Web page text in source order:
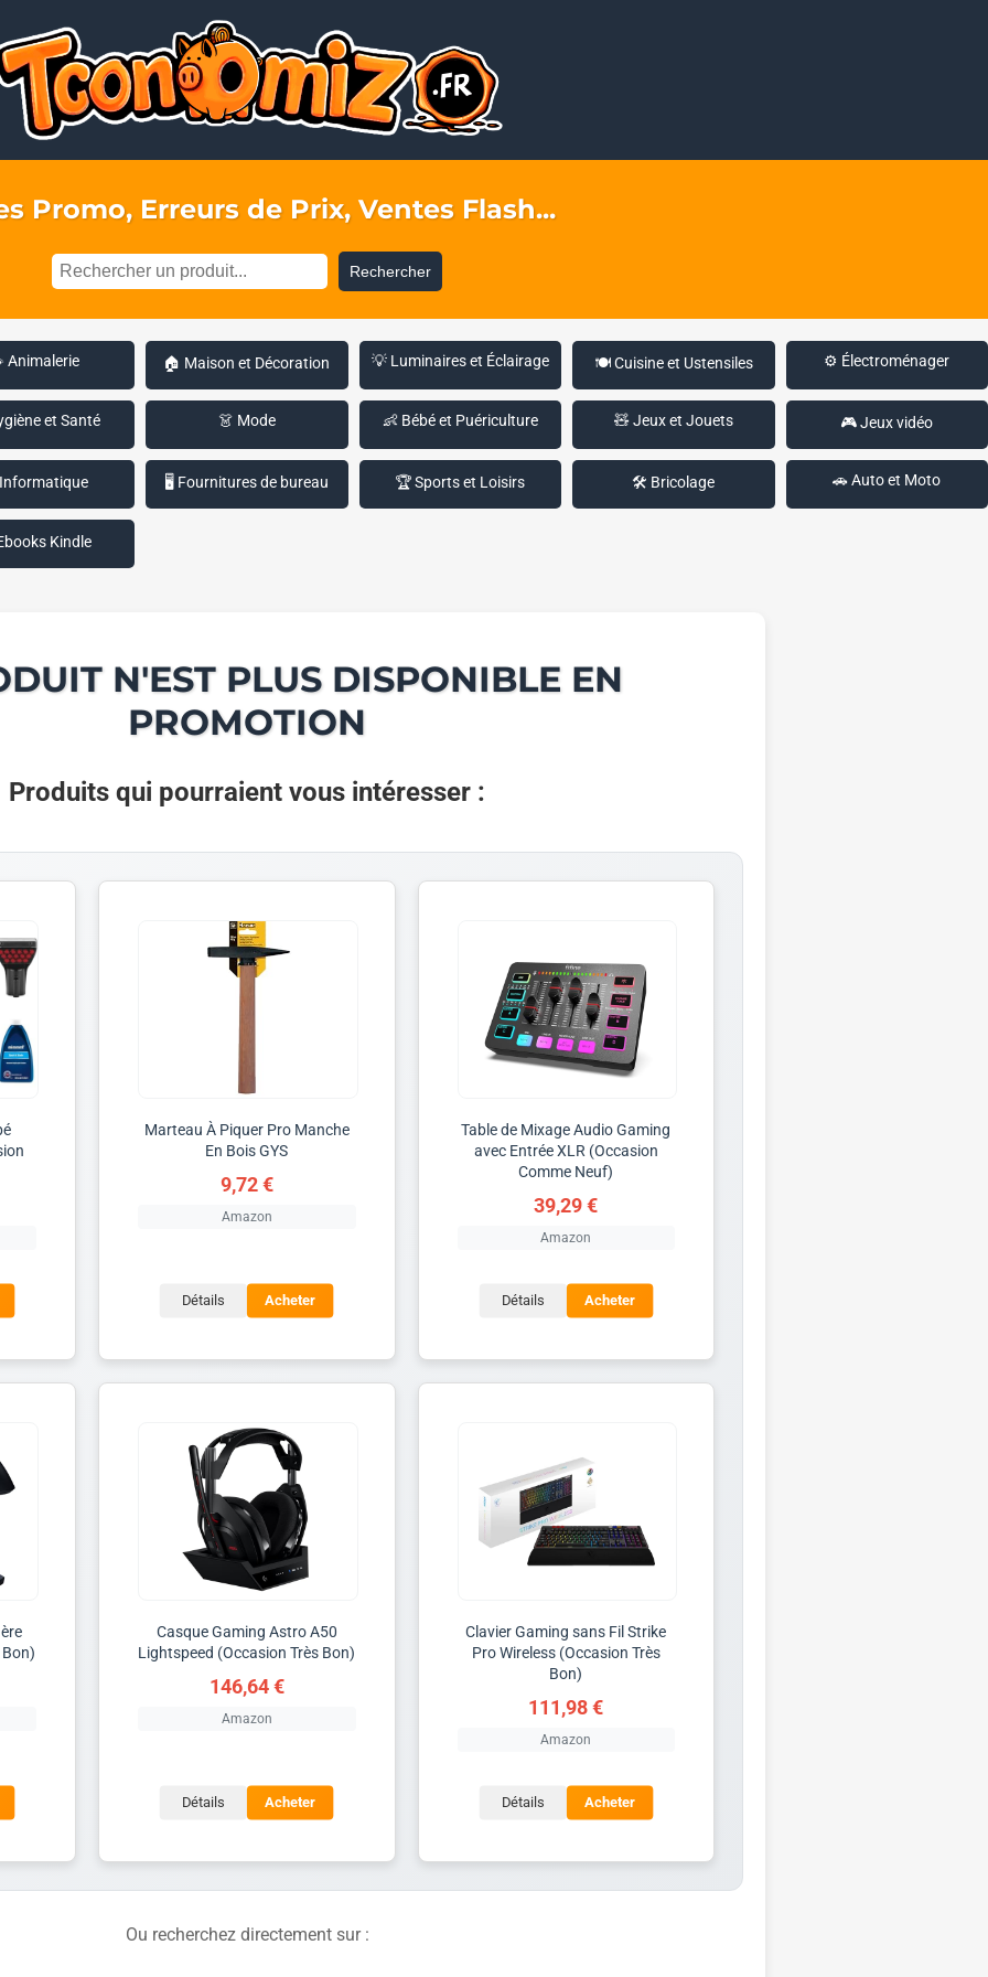
Promo, Erreurs de Prix, Ventes Flash...
Rechercher
Animalerie 🏠 Maison et Décoration 💡 Luminaires et Éclairage 🍽️ Cuisine et Ustensiles ⚙️ Électroménager
et Santé 👗 Mode 👶 Bébé et Puériculture 🧸 Jeux et Jouets 🎮 Jeux vidéo
🖥️ Fournitures de bureau 🏆 Sports et Loisirs 🛠️ Bricolage 🚗 Auto et Moto
Kindle
N'EST PLUS DISPONIBLE EN
PROMOTION
Produits qui pourraient vous intéresser :
Marteau À Piquer Pro Manche
En Bois GYS
9,72 €
Amazon
Détails Acheter
Table de Mixage Audio Gaming
avec Entrée XLR (Occasion
Comme Neuf)
39,29 €
Amazon
Détails Acheter
Casque Gaming Astro A50
Lightspeed (Occasion Très Bon)
146,64 €
Amazon
Détails Acheter
Clavier Gaming sans Fil Strike
Pro Wireless (Occasion Très
Bon)
111,98 €
Amazon
Détails Acheter
Ou recherchez directement sur :